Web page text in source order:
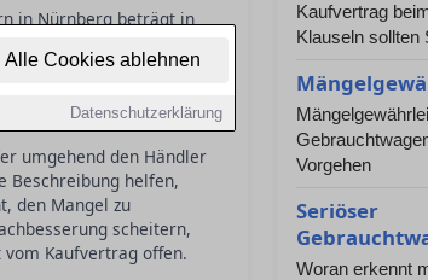
Alle Cookies ablehnen
Datenschutzerklärung
in Nürnberg beträgt in
an den Käufer. In
der Übergabe vorlag,
muss, dass der
umgehend den Händler
Beschreibung helfen,
den Mangel zu
scheitern,
Kaufvertrag offen.
Kaufvertrag
Klauseln sollten
Vorgehen
Seriöser
Woran erkennt